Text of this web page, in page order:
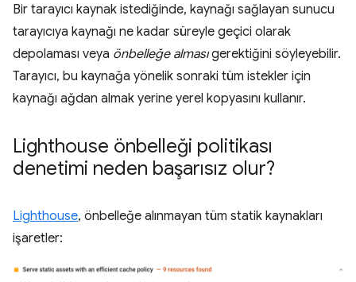
Bir tarayıcı kaynak istediğinde, kaynağı sağlayan sunucu
tarayıcıya kaynağı ne kadar süreyle geçici olarak
depolaması veya önbelleğe almasıgerektiğini söyleyebilir.
Tarayıcı, bu kaynağa yönelik sonraki tüm istekler için
kaynağı ağdan almak yerine yerel kopyasını kullanır.
Lighthouse önbelleği politikası
denetimi neden başarısız olur?
Lighthouse, önbelleğe alınmayan tüm statik kaynakları
işaretler: